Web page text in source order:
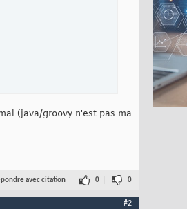
(java/groovy n'est pas ma
avec citation 0 0
#2